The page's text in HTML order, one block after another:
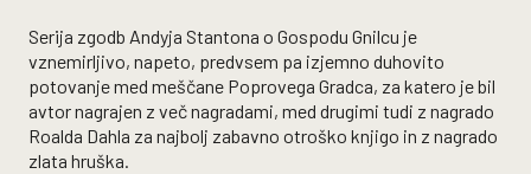
Serija zgodb Andyja Stantona o Gospodu Gnilcu je
vznemirljivo, napeto, predvsem pa izjemno duhovito
potovanje med meščane Poprovega Gradca, za katero je bil
avtor nagrajen z več nagradami, med drugimi tudi z nagrado
Roalda Dahla za najbolj zabavno otroško knjigo in z nagrado
zlata hruška.